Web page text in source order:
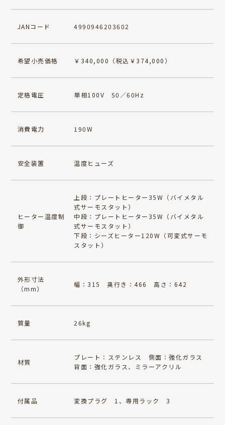
JANコード 4990946203602
希望小売価格 ￥340,000（税込￥374,000）
定格電圧 単相100V 50／60Hz
消費電力 190W
安全装置 温度ヒューズ
ヒーター温度制
御
上段：プレートヒーター35W（バイメタル
式サーモスタット）
中段：プレートヒーター35W（バイメタル
式サーモスタット）
下段：シーズヒーター120W（可変式サーモ
スタット）
外形寸法
（mm）
幅：315 奥行き：466 高さ：642
質量 26kg
材質
プレート：ステンレス 側面：強化ガラス
背面：強化ガラス、ミラーアクリル
付属品 変換プラグ 1、専用ラック 3